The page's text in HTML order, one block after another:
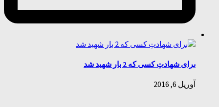
برای شهادتِ کسی که 2 بار شهید شد
آوریل 6, 2016